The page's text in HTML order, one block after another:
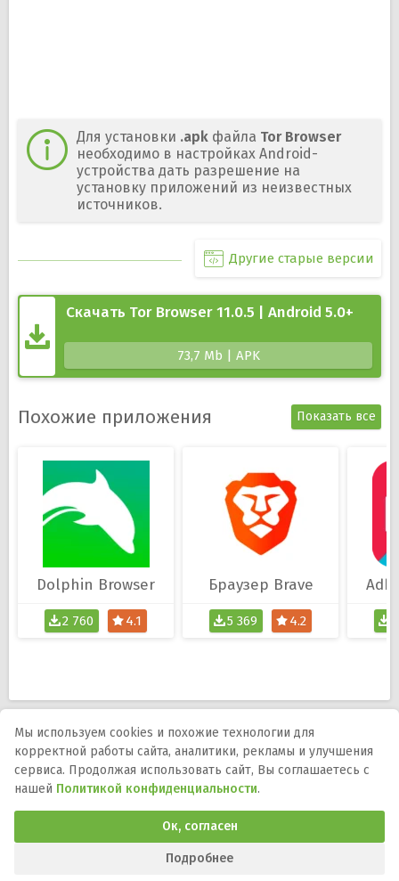
Для установки .apk файла Tor Browser
необходимо в настройках Android-
устройства дать разрешение на
установку приложений из неизвестных
источников.
Другие старые версии
Скачать Tor Browser 11.0.5 | Android 5.0+
73,7 Mb | APK
Похожие приложения Показать все
Dolphin Browser
2 760 4.1
Браузер Brave
5 369 4.2
Мы в соцсетях:
DMCA Правообладателям
Политика
конфиденциальности
Обратная связь
Программы и игры для телефона, планшета и ТВ на Андроид.
APK-файлы, описания, версии, обновления и загрузка.
Мы используем cookies и похожие технологии для
корректной работы сайта, аналитики, рекламы и улучшения
сервиса. Продолжая использовать сайт, Вы соглашаетесь с
нашей Политикой конфиденциальности.
Ок, согласен
Подробнее